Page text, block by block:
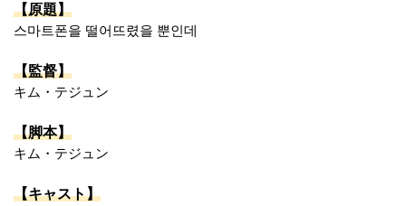
【原題】
스마트폰을 떨어뜨렸을 뿐인데
【監督】
キム・テジュン
【脚本】
キム・テジュン
【キャスト】